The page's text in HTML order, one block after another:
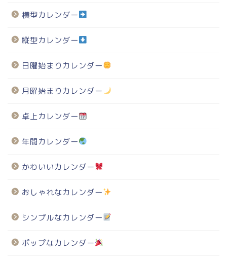
横型カレンダー
縦型カレンダー
日曜始まりカレンダー
月曜始まりカレンダー
卓上カレンダー
年間カレンダー
かわいいカレンダー
おしゃれなカレンダー
シンプルなカレンダー
ポップなカレンダー